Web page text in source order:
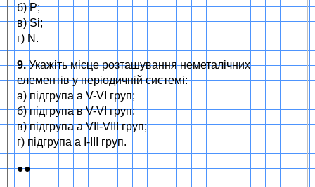
б) P;
в) Si;
г) N.
9.Укажіть місце розташування неметалічних
елементів у періодичній системі:
а) підгрупа а V-VI груп;
б) підгрупа в V-VI груп;
в) підгрупа а VII-VIII груп;
г) підгрупа а I-III груп.
●●